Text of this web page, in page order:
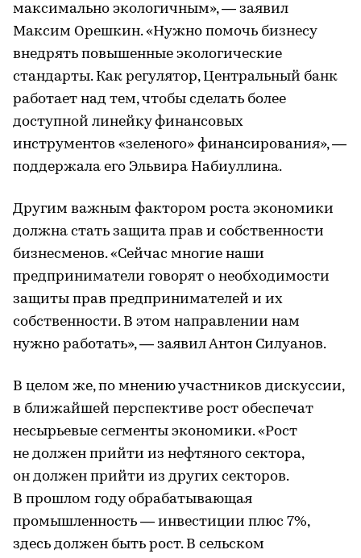
максимально экологичным», — заявил
Максим Орешкин. «Нужно помочь бизнесу
внедрять повышенные экологические
стандарты. Как регулятор, Центральный банк
работает над тем, чтобы сделать более
доступной линейку финансовых
инструментов «зеленого» финансирования», —
поддержала его Эльвира Набиуллина.
Другим важным фактором роста экономики
должна стать защита прав и собственности
бизнесменов. «Сейчас многие наши
предприниматели говорят о необходимости
защиты прав предпринимателей и их
собственности. В этом направлении нам
нужно работать», — заявил Антон Силуанов.
В целом же, по мнению участников дискуссии,
в ближайшей перспективе рост обеспечат
несырьевые сегменты экономики. «Рост
не должен прийти из нефтяного сектора,
он должен прийти из других секторов.
В прошлом году обрабатывающая
промышленность — инвестиции плюс 7%,
здесь должен быть рост. В сельском